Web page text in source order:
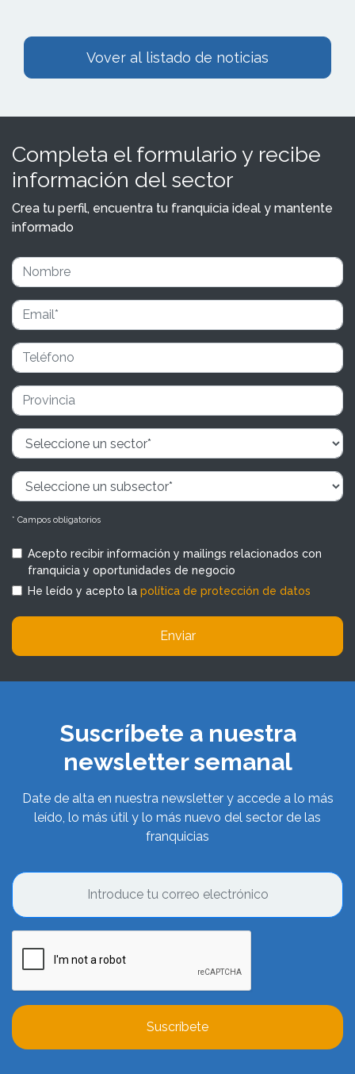
Vover al listado de noticias
Completa el formulario y recibe
información del sector
Crea tu perfil, encuentra tu franquicia ideal y mantente
informado
* Campos obligatorios
Acepto recibir información y mailings relacionados con
franquicia y oportunidades de negocio
He leído y acepto la política de protección de datos
Enviar
Suscríbete a nuestra
newsletter semanal
Date de alta en nuestra newsletter y accede a lo más
leído, lo más útil y lo más nuevo del sector de las
franquicias
Suscríbete